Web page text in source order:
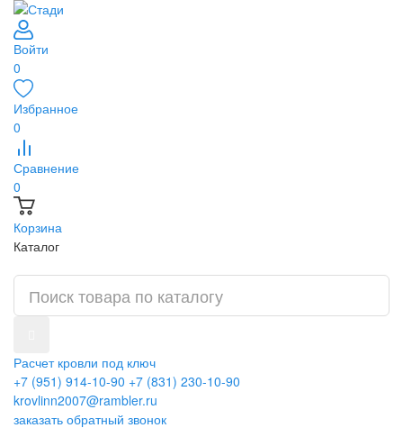
Войти
0
Избранное
0
Сравнение
0
Корзина
Каталог
Расчет кровли под ключ
+7 (951) 914-10-90 +7 (831) 230-10-90
krovlinn2007@rambler.ru
заказать обратный звонок